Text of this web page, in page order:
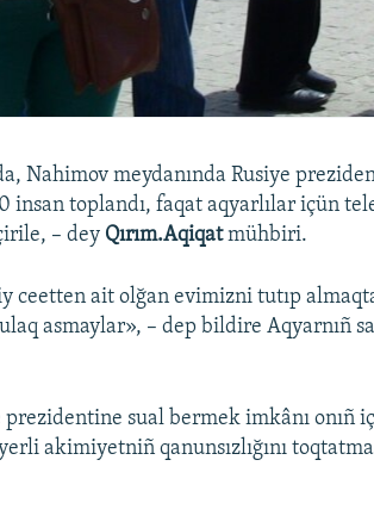
Nahimov meydanında Rusiye
insan toplandı, faqat aqyarlılar içün
– dey Qırım.Aqiqatmühbiri.
ceetten ait olğan evimizni tutıp
asmaylar», – dep bildire Aqyarnıñ
prezidentine sual bermek imkânı onıñ
akimiyetniñ qanunsızlığını